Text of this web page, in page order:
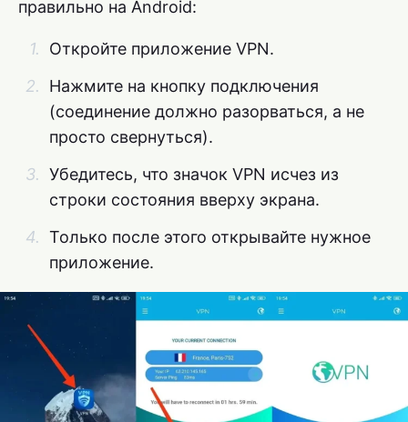
правильно на Android:
Откройте приложение VPN.
Нажмите на кнопку подключения
(соединение должно разорваться, а не
просто свернуться).
Убедитесь, что значок VPN исчез из
строки состояния вверху экрана.
Только после этого открывайте нужное
приложение.